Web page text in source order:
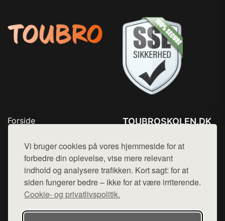
Vi bruger cookies på vores hjemmeside for at
forbedre din oplevelse, vise mere relevant
indhold og analysere trafikken. Kort sagt: for at
siden fungerer bedre – ikke for at være irriterende.
Cookie- og privatlivspolitik.
Forside
Top Rabatter
Blog
Kontakt
TOUBROSKOLEN.DK
Mail: hej@want.dk
Cookie- og privatlivspolitik